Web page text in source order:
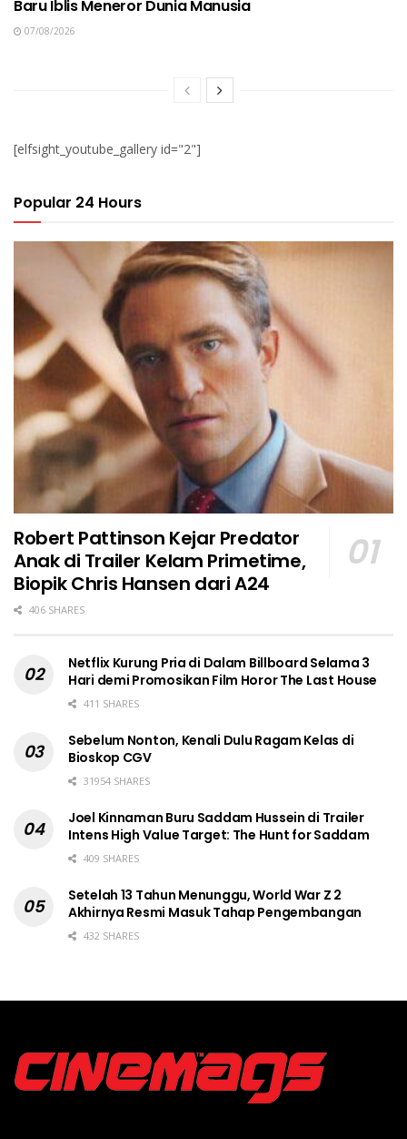
Baru Iblis Meneror Dunia Manusia
07/08/2026
[elfsight_youtube_gallery id="2"]
Popular 24 Hours
Robert Pattinson Kejar Predator
Anak di Trailer Kelam Primetime,
Biopik Chris Hansen dari A24
406 SHARES
Netflix Kurung Pria di Dalam Billboard Selama 3
Hari demi Promosikan Film Horor The Last House
411 SHARES
Sebelum Nonton, Kenali Dulu Ragam Kelas di
Bioskop CGV
31954 SHARES
Joel Kinnaman Buru Saddam Hussein di Trailer
Intens High Value Target: The Hunt for Saddam
409 SHARES
Setelah 13 Tahun Menunggu, World War Z 2
Akhirnya Resmi Masuk Tahap Pengembangan
432 SHARES